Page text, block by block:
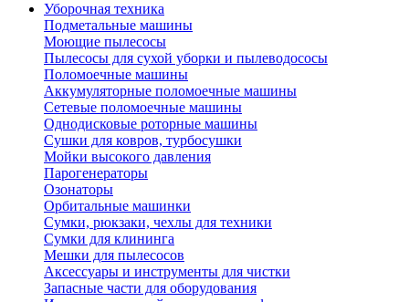
Уборочная техника
Подметальные машины
Моющие пылесосы
Пылесосы для сухой уборки и пылеводососы
Поломоечные машины
Аккумуляторные поломоечные машины
Сетевые поломоечные машины
Однодисковые роторные машины
Сушки для ковров, турбосушки
Мойки высокого давления
Парогенераторы
Озонаторы
Орбитальные машинки
Сумки, рюкзаки, чехлы для техники
Сумки для клининга
Мешки для пылесосов
Аксессуары и инструменты для чистки
Запасные части для оборудования